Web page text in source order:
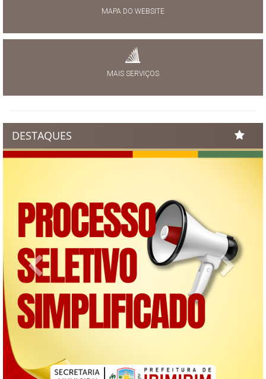
MAPA DO WEBSITE
MAIS SERVIÇOS
DESTAQUES
Previous Next